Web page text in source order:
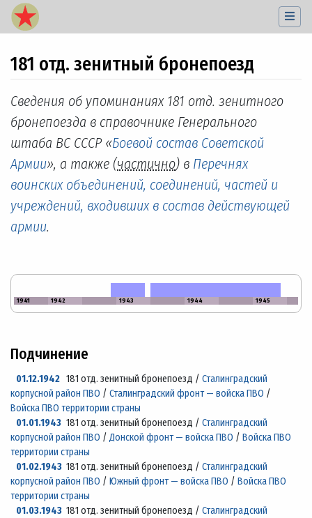
181 отд. зенитный бронепоезд
Перейти к:навигация,поиск
Сведения об упоминаниях 181 отд. зенитного
бронепоезда в справочнике Генерального
штаба ВС СССР «Боевой состав Советской
Армии», а также (частично) в Перечнях
воинских объединений, соединений, частей и
учреждений, входивших в состав действующей
армии.
1941 1942 1943 1944 1945
Подчинение
01.12.1942 181 отд. зенитный бронепоезд /Сталинградский
корпусной район ПВО / Сталинградский фронт — войска ПВО /
Войска ПВО территории страны
01.01.1943181 отд. зенитный бронепоезд /Сталинградский
корпусной район ПВО / Донской фронт — войска ПВО / Войска ПВО
территории страны
01.02.1943181 отд. зенитный бронепоезд /Сталинградский
корпусной район ПВО / Южный фронт — войска ПВО / Войска ПВО
территории страны
01.03.1943181 отд. зенитный бронепоезд /Сталинградский